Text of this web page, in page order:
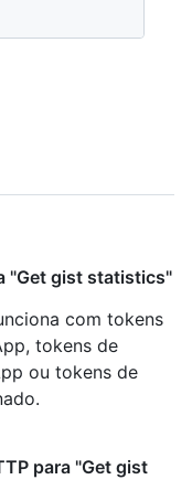
"Get gist statistics"
com tokens
tokens de
ou tokens de
para "Get gist